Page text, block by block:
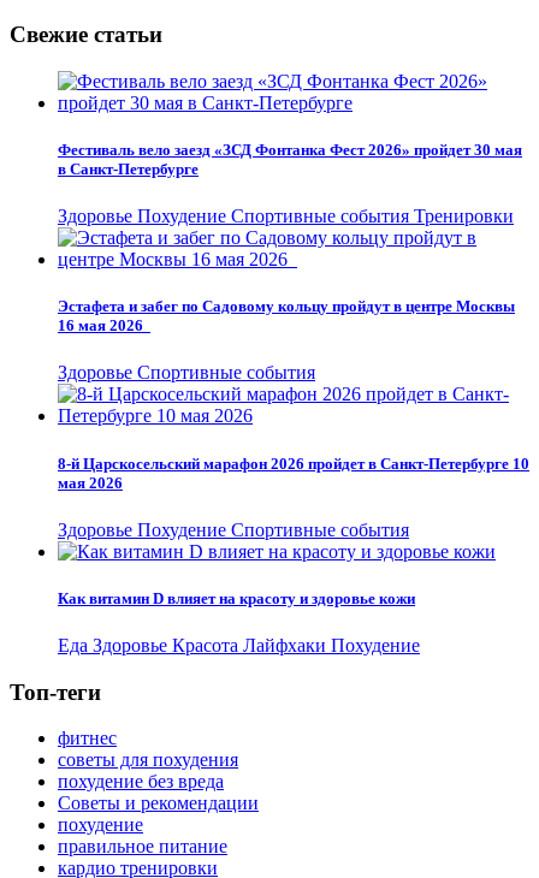
Свежие статьи
Фестиваль вело заезд «ЗСД Фонтанка Фест 2026» пройдет 30 мая
в Санкт-Петербурге
Здоровье Похудение Спортивные события Тренировки
Эстафета и забег по Садовому кольцу пройдут в центре Москвы
16 мая 2026
Здоровье Спортивные события
8-й Царскосельский марафон 2026 пройдет в Санкт-Петербурге 10
мая 2026
Здоровье Похудение Спортивные события
Как витамин D влияет на красоту и здоровье кожи
Еда Здоровье Красота Лайфхаки Похудение
Топ-теги
фитнес
советы для похудения
похудение без вреда
Советы и рекомендации
похудение
правильное питание
кардио тренировки